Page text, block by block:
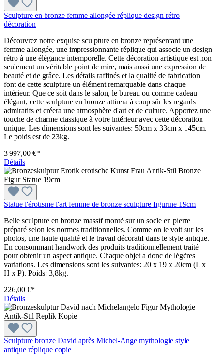
Sculpture en bronze femme allongée réplique design rétro
décoration
Découvrez notre exquise sculpture en bronze représentant une
femme allongée, une impressionnante réplique qui associe un design
rétro à une élégance intemporelle. Cette décoration artistique est non
seulement un véritable point de mire, mais aussi une expression de
beauté et de grâce. Les détails raffinés et la qualité de fabrication
font de cette sculpture un élément remarquable dans chaque
intérieur. Que ce soit dans le salon, le bureau ou comme cadeau
élégant, cette sculpture en bronze attirera à coup sûr les regards
admiratifs et créera une atmosphère d'art et de culture. Apportez une
touche de charme classique à votre intérieur avec cette décoration
unique. Les dimensions sont les suivantes: 50cm x 33cm x 145cm.
Le poids est de 23kg.
3 997,00 €*
Détails
Statue l'érotisme l'art femme de bronze sculpture figurine 19cm
Belle sculpture en bronze massif monté sur un socle en pierre
préparé selon les normes traditionnelles. Comme on le voit sur les
photos, une haute qualité et le travail décoratif dans le style antique.
En consommant handwork des produits traditionnellement traité
pour obtenir un aspect antique. Chaque objet a donc de légères
variations. Les dimensions sont les suivantes: 20 x 19 x 20cm (L x
H x P). Poids: 3,8kg.
226,00 €*
Détails
Sculpture bronze David après Michel-Ange mythologie style
antique réplique copie